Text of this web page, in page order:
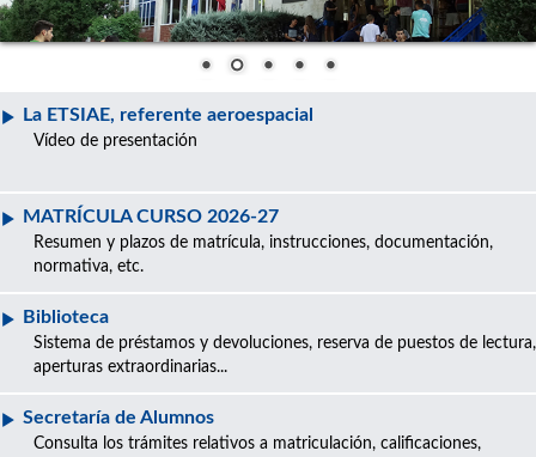
La ETSIAE, referente aeroespacial
Vídeo de presentación
MATRÍCULA CURSO 2026-27
Resumen y plazos de matrícula, instrucciones, documentación,
normativa, etc.
Biblioteca
Sistema de préstamos y devoluciones, reserva de puestos de lectura,
aperturas extraordinarias...
Secretaría de Alumnos
Consulta los trámites relativos a matriculación, calificaciones,